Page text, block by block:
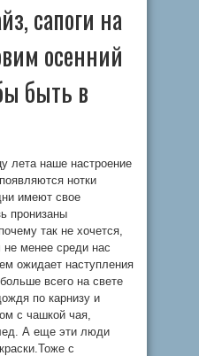
сапоги на
осенний
быть в
лета наше настроение
нотки
имеют свое
пронизаны
так не хочется,
менее среди нас
ожидает наступления
всего на свете
по карнизу и
с чашкой чая,
А еще эти люди
с